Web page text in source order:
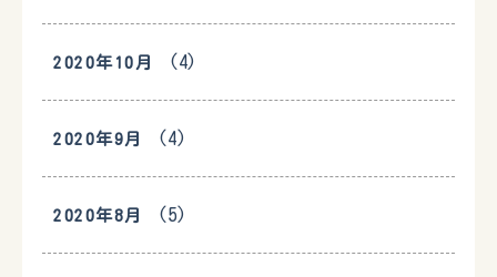
2020年10月 (4)
2020年9月 (4)
2020年8月 (5)